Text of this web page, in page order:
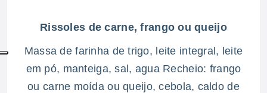
Rissoles de carne, frango ou queijo
Massa de farinha de trigo, leite integral, leite
em pó, manteiga, sal, agua Recheio: frango
ou carne moída ou queijo, cebola, caldo de